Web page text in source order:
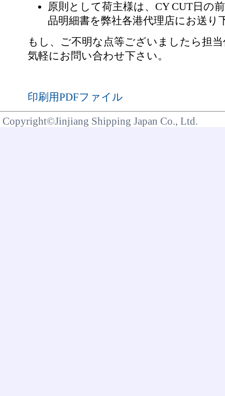
原則として荷主様は、CY CUT日の
品明細書を弊社各港代理店にお送り
もし、ご不明な点等ございましたら担
気軽にお問い合わせ下さい。
印刷用PDFファイル
Copyright©Jinjiang Shipping Japan Co., Ltd.